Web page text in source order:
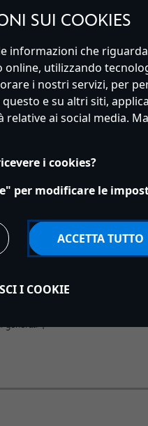
Novità
Offerte
Biglietti per il
generali
SUI COOKIES
informazioni che
utilizzando
i nostri servizi, per
e su altri siti,
ai social media.
i cookies?
per modificare le
ACCETTA TUTTO
I COOKIE